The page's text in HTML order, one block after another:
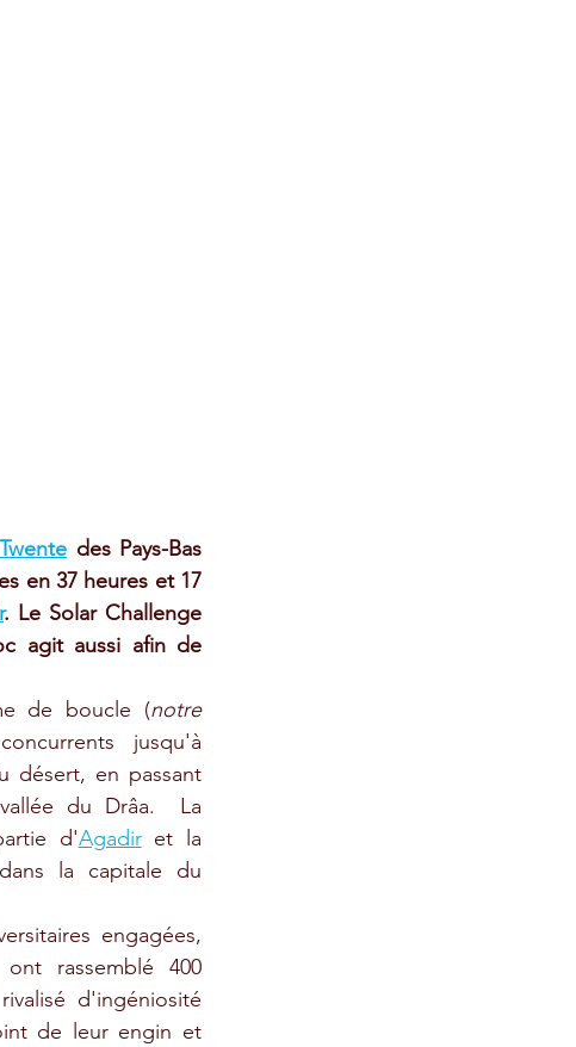
des Pays-Bas
en 37 heures et 17
. Le Solar Challenge
agit aussi afin de
de boucle (notre
désert, en passant
du Drâa.  La
d'Agadir et la
la capitale du
engagées,
rassemblé 400
d'ingéniosité
de leur engin et